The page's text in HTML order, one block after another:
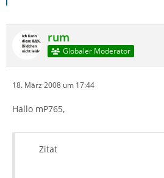
rum
Globaler Moderator
18. März 2008 um 17:44
Hallo mP765,
Zitat